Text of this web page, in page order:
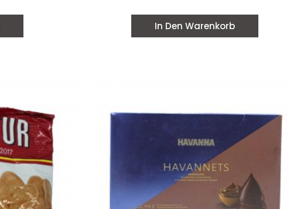
In Den Warenkorb